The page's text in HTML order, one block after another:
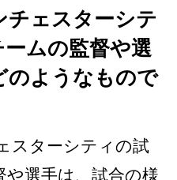
チェスターシテ
ームの監督や選
のようなもので
スターシティの試
や選手は、試合の様